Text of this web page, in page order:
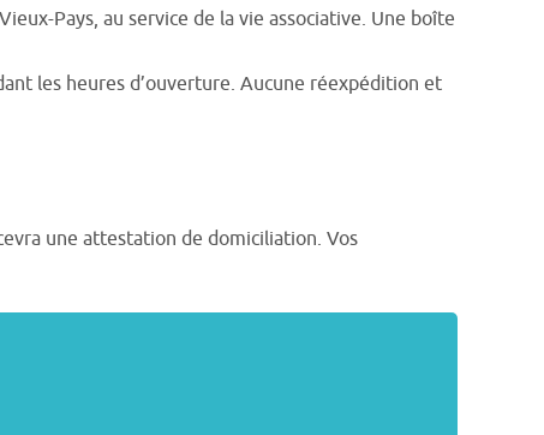
Pays, au service de la vie associative. Une boîte
les heures d’ouverture. Aucune réexpédition et
une attestation de domiciliation. Vos